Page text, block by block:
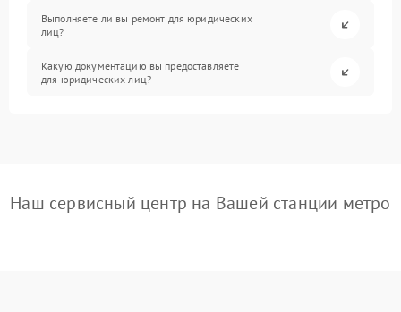
Выполняете ли вы ремонт для юридических
лиц?
Какую документацию вы предоставляете
для юридических лиц?
Наш сервисный центр на Вашей станции метро